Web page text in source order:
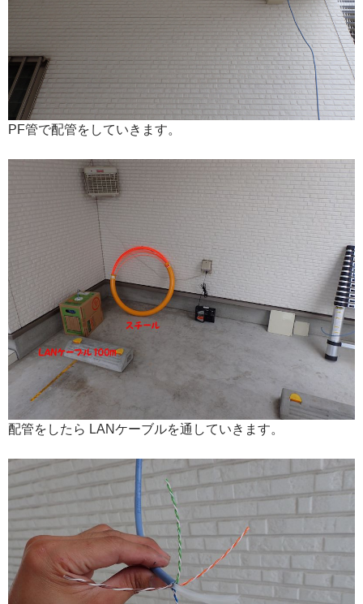
PF管で配管をしていきます。
配管をしたら LANケーブルを通していきます。